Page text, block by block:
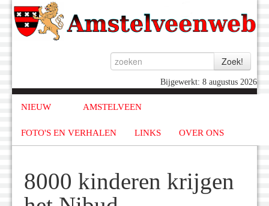
Bijgewerkt: 8 augustus 2026
NIEUW AMSTELVEEN
FOTO'S EN VERHALEN LINKS OVER ONS
8000 kinderen krijgen